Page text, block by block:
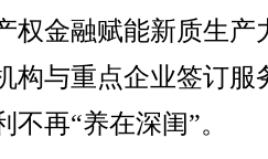
权金融赋能新质生产
构与重点企业签订服
再“养在深闺”。